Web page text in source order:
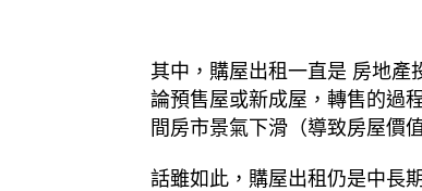
其中，購屋出租一直是 房地產
論預售屋或新成屋，轉售的過
間房市景氣下滑（導致房屋價
話雖如此，購屋出租仍是中長